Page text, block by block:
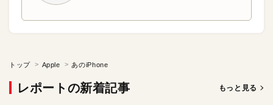
トップ Apple あのiPhone
レポートの新着記事 もっと見る